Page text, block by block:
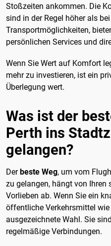
Stoßzeiten ankommen. Die
sind in der Regel höher als
Transportmöglichkeiten,
persönlichen Services und
Wenn Sie Wert auf Komfort
mehr zu investieren, ist ein
Überlegung wert.
Was ist der
Perth ins
gelangen?
Der beste Weg, um vom
zu gelangen, hängt von Ihren
Vorlieben ab. Wenn Sie ein
öffentliche Verkehrsmittel wie
ausgezeichnete Wahl. Sie
regelmäßige Verbindungen.